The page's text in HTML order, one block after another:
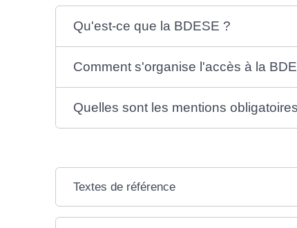
Qu'est-ce que la BDESE ?
Comment s'organise l'accès à la
Quelles sont les mentions
Textes de référence